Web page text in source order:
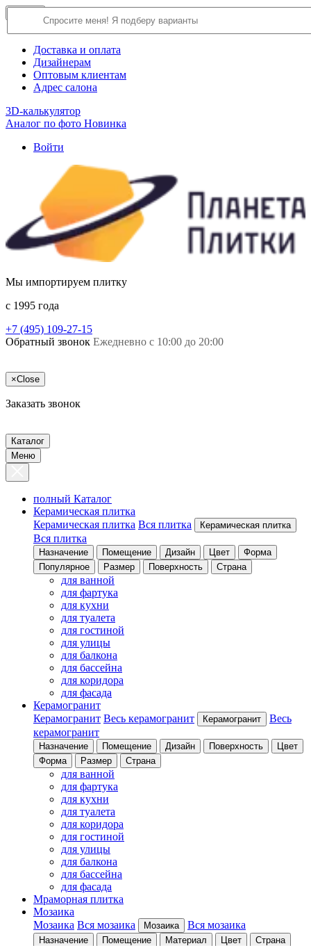
О компании
Доставка и оплата
Дизайнерам
Оптовым клиентам
Адрес салона
3D-калькулятор
Аналог по фото Новинка
Войти
Мы импортируем плитку
c 1995 года
+7 (495) 109-27-15
Обратный звонок Ежедневно с 10:00 до 20:00
×Close
Заказать звонок
Каталог
Меню
полный Каталог
Керамическая плитка
Керамическая плитка Вся плитка Керамическая плитка
Вся плитка
Назначение Помещение Дизайн Цвет
Форма
Популярное
Размер Поверхность Страна
для ванной
для фартука
для кухни
для туалета
для гостиной
для улицы
для балкона
для бассейна
для коридора
для фасада
Керамогранит
Керамогранит Весь керамогранит Керамогранит
Весь
керамогранит
Назначение Помещение Дизайн Поверхность
Цвет
Форма
Размер Страна
для ванной
для фартука
для кухни
для туалета
для коридора
для гостиной
для улицы
для балкона
для бассейна
для фасада
Мраморная плитка
Мозаика
Мозаика Вся мозаика Мозаика Вся мозаика
Назначение Помещение Материал Цвет Страна